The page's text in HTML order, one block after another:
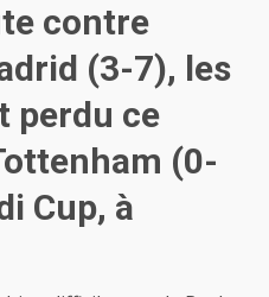
contre
(3-7), les
perdu ce
(0-
Cup, à